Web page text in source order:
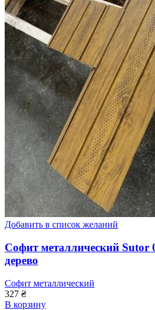
Добавить в список желаний
Софит металлический Sutor
дерево
Софит металлический
327 ₴
В корзину